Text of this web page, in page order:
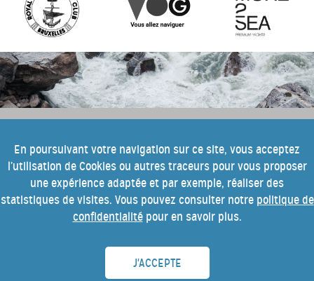
En poursuivant votre navigation sur ce site, vous acceptez
l’utilisation de Cookies ou autres traceurs pour vous proposer
une expérience adaptée et par exemple, réaliser des
statistiques de visites. Vous pouvez consulter notre politique de
confidentialitépour en savoir plus.
J'ACCEPTE
Pour tout savoir sur cette 10e édition
du festival Into the Blue, inscrivez-
vous à notre newsletter.
INTO THE BLUE ADVENTURE ASBL • Avenue A.J Slegers 178